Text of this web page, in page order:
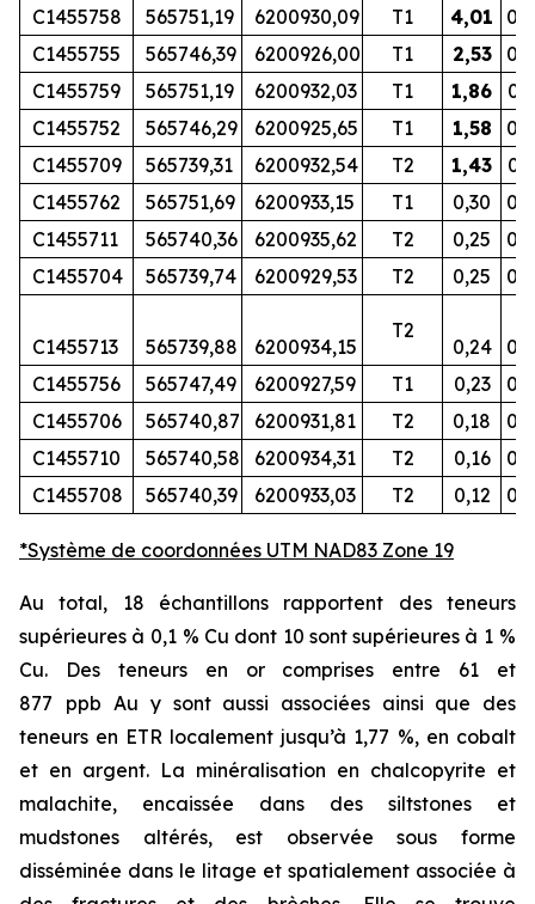
C1455758
565751,19 6200930,09 T1 4,01
C1455755
565746,39 6200926,00 T1 2,53
C1455759
565751,19 6200932,03 T1 1,86
C1455752
565746,29 6200925,65 T1 1,58
C1455709
565739,31 6200932,54 T2 1,43
C1455762
565751,69 6200933,15 T1 0,30
C1455711
565740,36 6200935,62 T2 0,25
C1455704
565739,74 6200929,53 T2 0,25
C1455713 565739,88 6200934,15
T2
0,24
C1455756
565747,49 6200927,59 T1 0,23
C1455706
565740,87 6200931,81 T2 0,18
C1455710
565740,58 6200934,31 T2 0,16
C1455708
565740,39 6200933,03 T2 0,12
*Système de coordonnées UTM NAD83 Zone 19
Au total, 18 échantillons rapportent des teneurs
supérieures à 0,1 % Cu dont 10 sont supérieures à 1 %
Cu. Des teneurs en or comprises entre 61 et
877
ppb Au y sont aussi associées ainsi que des
teneurs en ETR localement jusqu’à 1,77 %, en cobalt
et en argent. La minéralisation en chalcopyrite et
malachite, encaissée dans des siltstones et
mudstones altérés, est observée sous forme
disséminée dans le litage et spatialement associée à